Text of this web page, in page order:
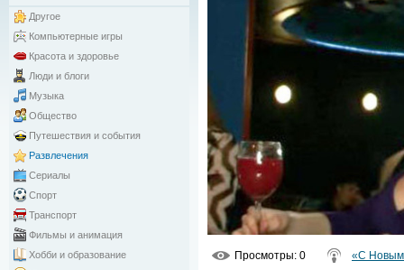
Другое
Компьютерные игры
Красота и здоровье
Люди и блоги
Музыка
Общество
Путешествия и события
Развлечения
Сериалы
Спорт
Транспорт
Фильмы и анимация
Хобби и образование
Просмотры: 0 «С Новым